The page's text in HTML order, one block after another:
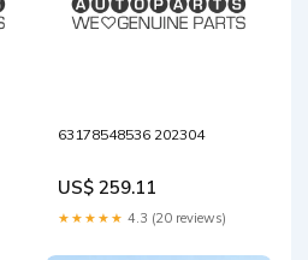
63178548536 202304
US$ 259.11
★★★★★ 4.3 (20 reviews)